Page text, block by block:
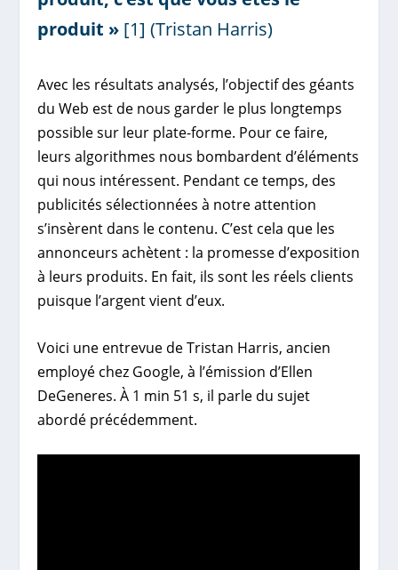
produit » [1] (Tristan Harris)
Avec les résultats analysés, l’objectif des géants
du Web est de nous garder le plus longtemps
possible sur leur plate-forme. Pour ce faire,
leurs algorithmes nous bombardent d’éléments
qui nous intéressent. Pendant ce temps, des
publicités sélectionnées à notre attention
s’insèrent dans le contenu. C’est cela que les
annonceurs achètent : la promesse d’exposition
à leurs produits. En fait, ils sont les réels clients
puisque l’argent vient d’eux.
Voici une entrevue de Tristan Harris, ancien
employé chez Google, à l’émission d’Ellen
DeGeneres. À 1 min 51 s, il parle du sujet
abordé précédemment.